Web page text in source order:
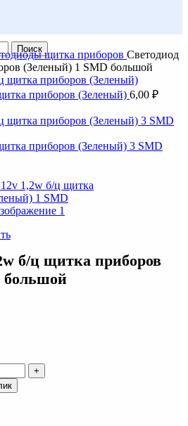
Поискщитка приборов Светодиод
(Зеленый) 1 SMD большой
приборов (Зеленый) 6,00 ₽
приборов (Зеленый) 3 SMD
б/ц щитка приборов
большой